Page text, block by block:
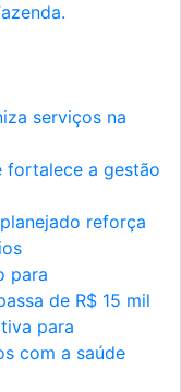
serviços na
fortalece a gestão
reforça
para
de R$ 15 mil
para
com a saúde